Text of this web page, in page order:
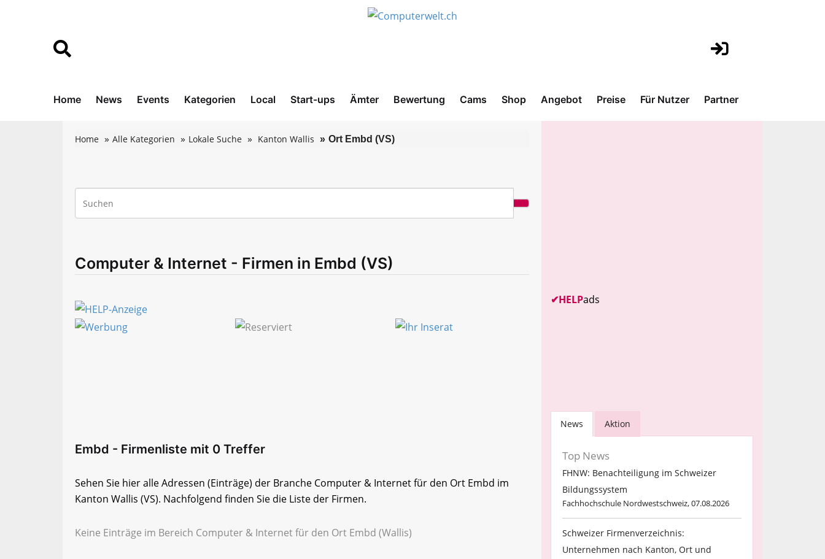
Home News Events Kategorien Local Start-ups Ämter Bewertung Cams Shop Angebot Preise Für Nutzer Partner
Home Alle Kategorien Lokale Suche Kanton Wallis Ort Embd (VS)
Computer & Internet - Firmen in Embd (VS)
Embd - Firmenliste mit 0 Treffer
Sehen Sie hier alle Adressen (Einträge) der Branche Computer & Internet für den Ort Embd im
Kanton Wallis (VS). Nachfolgend finden Sie die Liste der Firmen.
Keine Einträge im Bereich Computer & Internet für den Ort Embd (Wallis)
✔HELPads
News Aktion
Top News
FHNW: Benachteiligung im Schweizer
Bildungssystem
Fachhochschule Nordwestschweiz, 07.08.2026
Schweizer Firmenverzeichnis:
Unternehmen nach Kanton, Ort und